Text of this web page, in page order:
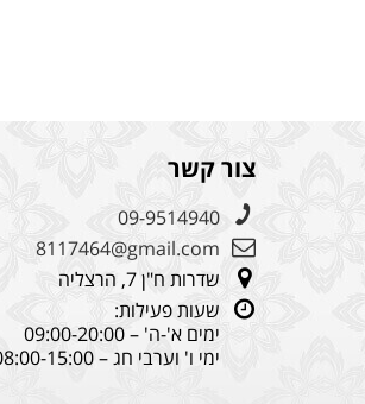
צור קשר
09-9514940
8117464@gmail.com
שדרות ח"ן 7, הרצליה
שעות פעילות:
ימים א'-ה' – 09:00-20:00
ימי ו' וערבי חג – 08:00-15:00